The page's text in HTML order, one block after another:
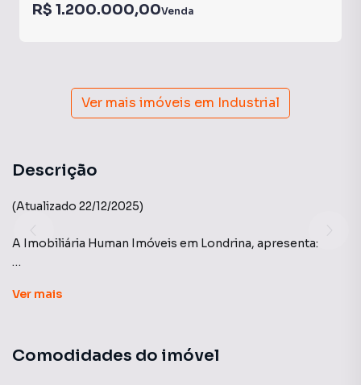
R$ 1.200.000,00Venda
Ver mais imóveis em Industrial
Descrição
(Atualizado 22/12/2025)
A Imobiliária Human Imóveis em Londrina, apresenta:
ampla, quintal com muito espaço, churrasqueira na edícula,
Ver mais
Comodidades do imóvel